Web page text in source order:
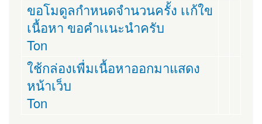
ขอโมดูลกำหนดจำนวนครั้ง เเก้ใข
เนื้อหา ขอคำเเนะนำครับ
Ton
ใช้กล่องเพื่มเนื้อหาออกมาแสดง
หน้าเว็บ
Ton